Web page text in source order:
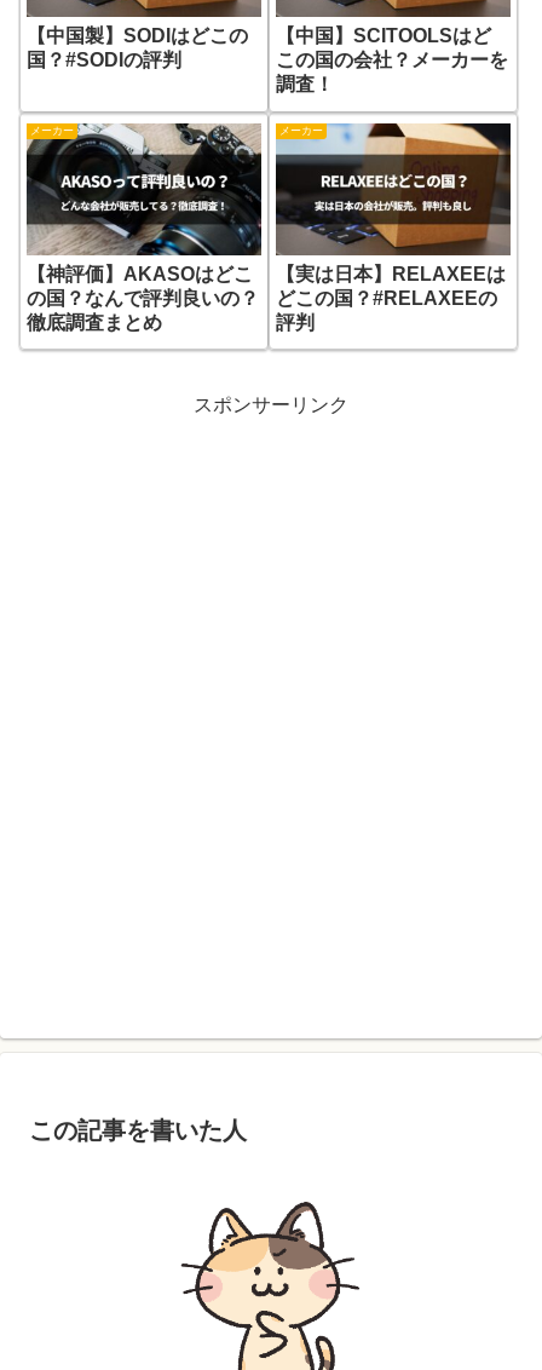
【中国製】SODIはどこの
国？#SODIの評判
【中国】SCITOOLSはど
この国の会社？メーカーを
調査！
メーカー
【神評価】AKASOはどこ
の国？なんで評判良いの？
徹底調査まとめ
メーカー
【実は日本】RELAXEEは
どこの国？#RELAXEEの
評判
スポンサーリンク
この記事を書いた人